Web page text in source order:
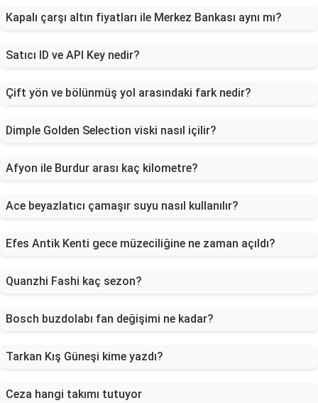
Kapalı çarşı altın fiyatları ile Merkez Bankası aynı mı?
Satıcı ID ve API Key nedir?
Çift yön ve bölünmüş yol arasındaki fark nedir?
Dimple Golden Selection viski nasıl içilir?
Afyon ile Burdur arası kaç kilometre?
Ace beyazlatıcı çamaşır suyu nasıl kullanılır?
Efes Antik Kenti gece müzeciliğine ne zaman açıldı?
Quanzhi Fashi kaç sezon?
Bosch buzdolabı fan değişimi ne kadar?
Tarkan Kış Güneşi kime yazdı?
Ceza hangi takımı tutuyor